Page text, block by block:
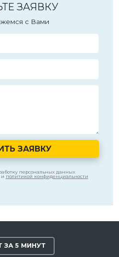
ЗАЯВКУ
с Вами
ЗАЯВКУ
персональных данных
политикой конфиденциальности
ЗА 5 МИНУТ